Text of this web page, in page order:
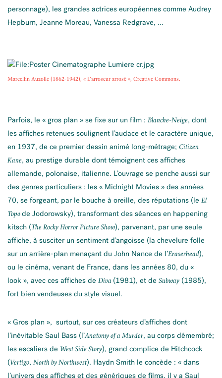
personnage), les grandes actrices européennes comme Audrey
Hepburn, Jeanne Moreau, Vanessa Redgrave, …
Marcellin Auzolle (1862-1942), « L’arroseur arrosé », Creative Commons.
Parfois, le « gros plan » se fixe sur un film : Blanche-Neige, dont
les affiches retenues soulignent l’audace et le caractère unique,
en 1937, de ce premier dessin animé long-métrage; Citizen
Kane, au prestige durable dont témoignent ces affiches
allemande, polonaise, italienne. L’ouvrage se penche aussi sur
des genres particuliers : les « Midnight Movies » des années
70, se forgeant, par le bouche à oreille, des réputations (le El
Topode Jodorowsky), transformant des séances en happening
kitsch (The Rocky Horror Picture Show), parvenant, par une seule
affiche, à susciter un sentiment d’angoisse (la chevelure folle
sur un arrière-plan menaçant du John Nance de l’Eraserhead),
ou le cinéma, venant de France, dans les années 80, du «
look », avec ces affiches de Diva (1981), et de Subway (1985),
fort bien vendeuses du style visuel.
« Gros plan », surtout, sur ces créateurs d’affiches dont
l’inévitable Saul Bass (l’Anatomy of a Murder, au corps démembré;
les escaliers de West Side Story), grand complice de Hitchcock
(Vertigo, North by Northwest). Haydn Smith le concède : « dans
l’univers des affiches et des génériques de films, il y a Saul